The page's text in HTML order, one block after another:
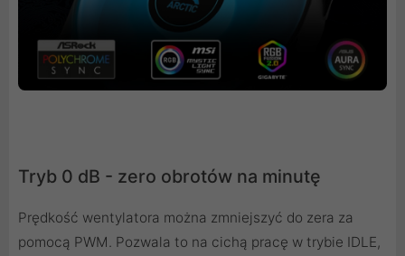
Tryb 0 dB - zero obrotów na minutę
Prędkość wentylatora można zmniejszyć do zera za
pomocą PWM. Pozwala to na cichą pracę w trybie IDLE,